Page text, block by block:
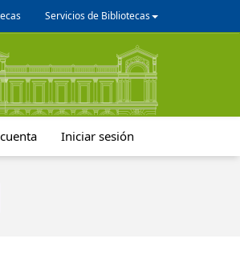
Servicios de Bibliotecas
Iniciar sesión